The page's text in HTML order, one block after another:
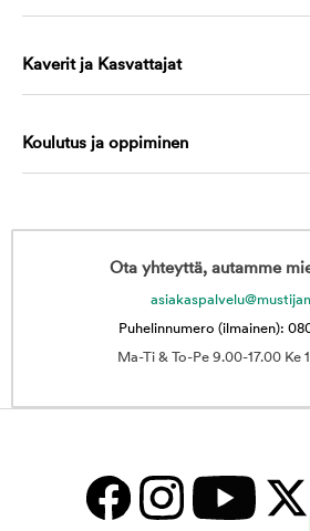
Kaverit ja Kasvattajat
Koulutus ja oppiminen
Ota yhteyttä, autamme
Puhelinnumero (ilmainen):
Ma-Ti & To-Pe 9.00-17.00 Ke